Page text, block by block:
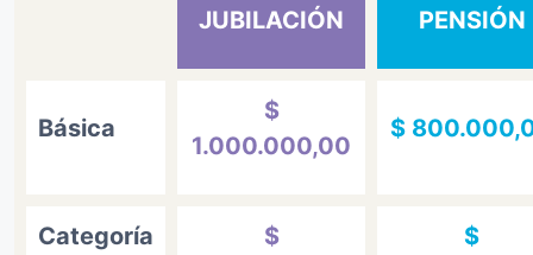
JUBILACIÓN
PENSIÓN
Básica
$
1.000.000,00
$
Categoría
$
$